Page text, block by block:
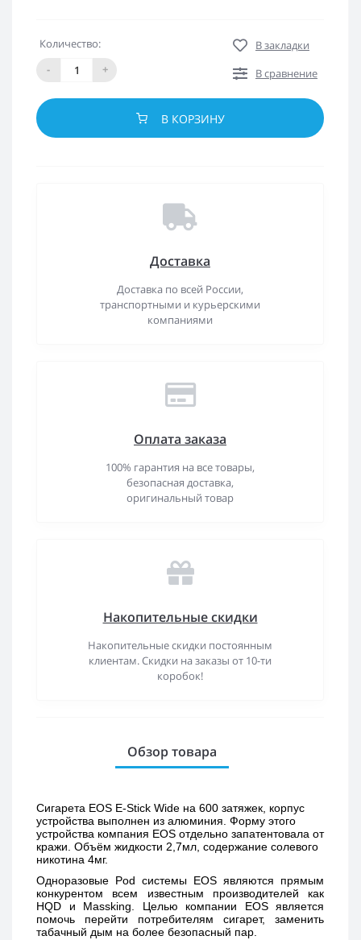
Количество:
-
+
В закладки
В сравнение
В КОРЗИНУ
Доставка
Доставка по всей России,
транспортными и курьерскими
компаниями
Оплата заказа
100% гарантия на все товары,
безопасная доставка,
оригинальный товар
Накопительные скидки
Накопительные скидки постоянным
клиентам. Скидки на заказы от 10-ти
коробок!
Обзор товара
Сигарета EOS E-Stick Wide на 600 затяжек, корпус
устройства выполнен из алюминия. Форму этого
устройства компания EOS отдельно запатентовала от
кражи. Объём жидкости 2,7мл, содержание солевого
никотина 4мг.
Одноразовые Pod системы EOS являются прямым
конкурентом всем известным производителей как
HQD и Massking. Целью компании EOS является
помочь перейти потребителям сигарет, заменить
табачный дым на более безопасный пар.